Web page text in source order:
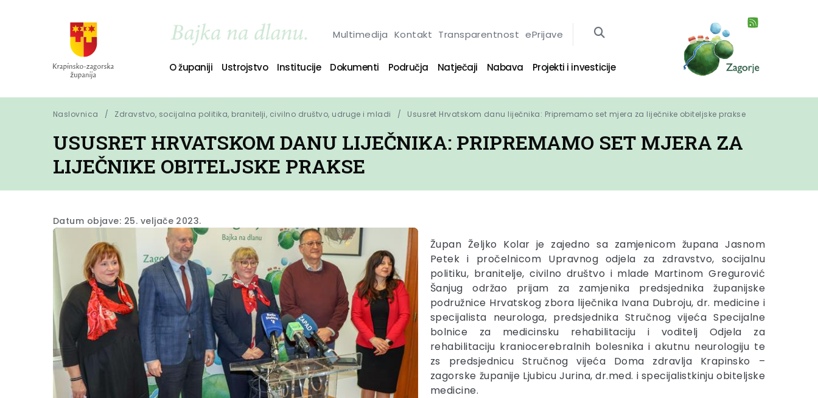
Multimedija Kontakt Transparentnost ePrijave
O županiji Ustrojstvo Institucije Dokumenti Područja Natječaji Nabava Projekti i investicije
Naslovnica Zdravstvo, socijalna politika, branitelji, civilno društvo, udruge i mladi Ususret Hrvatskom danu liječnika: Pripremamo set mjera za liječnike obiteljske prakse
USUSRET HRVATSKOM DANU LIJEČNIKA: PRIPREMAMO SET MJERA ZA
LIJEČNIKE OBITELJSKE PRAKSE
Datum objave: 25. veljače 2023.
Župan Željko Kolar je zajedno sa zamjenicom župana Jasnom
Petek i pročelnicom Upravnog odjela za zdravstvo, socijalnu
politiku, branitelje, civilno društvo i mlade Martinom Gregurović
Šanjug održao prijam za zamjenika predsjednika županijske
podružnice Hrvatskog zbora liječnika Ivana Dubroju, dr. medicine i
specijalista neurologa, predsjednika Stručnog vijeća Specijalne
bolnice za medicinsku rehabilitaciju i voditelj Odjela za
rehabilitaciju kraniocerebralnih bolesnika i akutnu neurologiju te
zs predsjednicu Stručnog vijeća Doma zdravlja Krapinsko –
zagorske županije Ljubicu Jurina, dr.med. i specijalistkinju obiteljske
medicine.